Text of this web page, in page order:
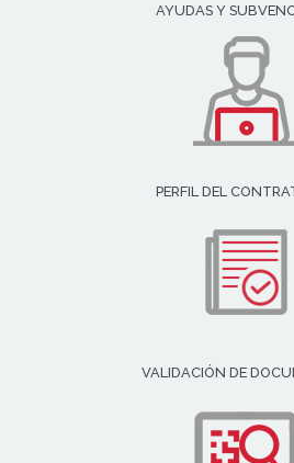
AYUDAS Y
PERFIL DEL
VALIDACIÓN DE